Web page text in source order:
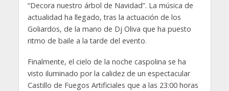
“Decora nuestro árbol de Navidad”. La música de
actualidad ha llegado, tras la actuación de los
Goliardos, de la mano de Dj Oliva que ha puesto
ritmo de baile a la tarde del evento.
Finalmente, el cielo de la noche caspolina se ha
visto iluminado por la calidez de un espectacular
Castillo de Fuegos Artificiales que a las 23:00 horas